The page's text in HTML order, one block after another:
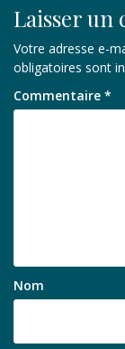
Laisser un
Votre adresse e-
obligatoires sont
Commentaire *
Nom